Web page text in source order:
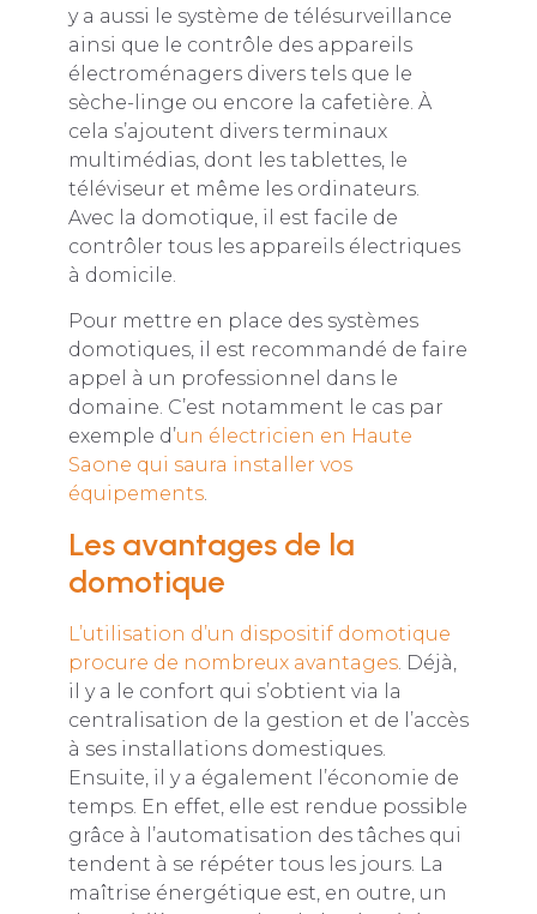
y a aussi le système de télésurveillance
ainsi que le contrôle des appareils
électroménagers divers tels que le
sèche-linge ou encore la cafetière. À
cela s’ajoutent divers terminaux
multimédias, dont les tablettes, le
téléviseur et même les ordinateurs.
Avec la domotique, il est facile de
contrôler tous les appareils électriques
à domicile.
Pour mettre en place des systèmes
domotiques, il est recommandé de faire
appel à un professionnel dans le
domaine. C’est notamment le cas par
exemple d’un électricien en Haute
Saone qui saura installer vos
équipements.
Les avantages de la
domotique
L’utilisation d’un dispositif domotique
procure de nombreux avantages. Déjà,
il y a le confort qui s’obtient via la
centralisation de la gestion et de l’accès
à ses installations domestiques.
Ensuite, il y a également l’économie de
temps. En effet, elle est rendue possible
grâce à l’automatisation des tâches qui
tendent à se répéter tous les jours. La
maîtrise énergétique est, en outre, un